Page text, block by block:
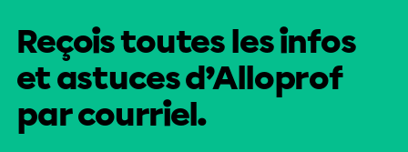
Reçois toutes les infos
et astuces d’Alloprof
par courriel.